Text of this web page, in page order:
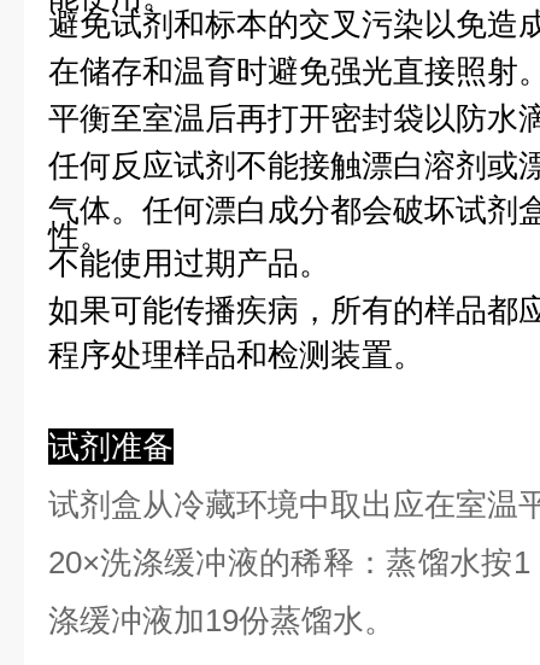
避免试剂和标本的交叉污染以免造
在储存和温育时避免强光直接照射
平衡至室温后再打开密封袋以防水
任何反应试剂不能接触漂白溶剂或
气体。任何漂白成分都会破坏试剂
性。
不能使用过期产品。
如果可能传播疾病，所有的样品都
程序处理样品和检测装置。
试剂准备
试剂盒从冷藏环境中取出应在室温
20×洗涤缓冲液的稀释：蒸馏水按
涤缓冲液加19份蒸馏水。